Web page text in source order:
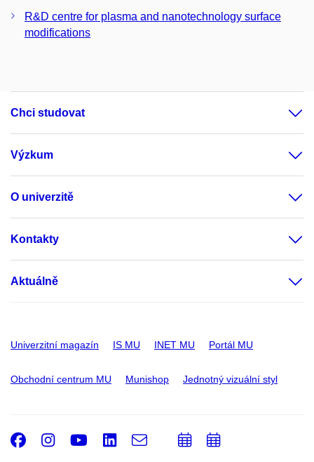
R&D centre for plasma and nanotechnology surface
modifications
Chci studovat
Výzkum
O univerzitě
Kontakty
Aktuálně
Univerzitní magazín IS MU INET MU Portál MU
Obchodní centrum MU Munishop Jednotný vizuální styl
Facebook
Instagram
Youtube
LinkedIn
e-
PřidatPřidat